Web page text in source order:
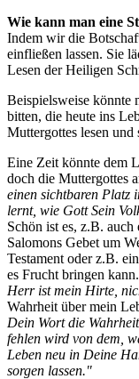
Wie kann man eine
Indem wir die
einfließen lassen. Sie
Lesen der Heiligen
Beispielsweise könnte
bitten, die heute ins
Muttergottes lesen und
Eine Zeit könnte dem
doch die Muttergottes
einen sichtbaren Platz
lernt, wie Gott Sein
Schön ist es, z.B.
Salomons Gebet um
Testament oder z.B.
es Frucht bringen
Herr ist mein Hirte,
Wahrheit über mein
Dein Wort die
fehlen wird von dem,
Leben neu in Deine
sorgen lassen."